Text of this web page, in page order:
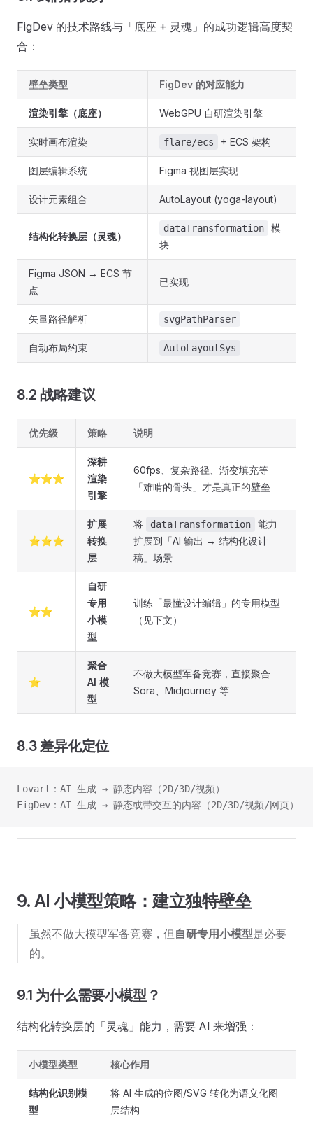
FigDev 的技术路线与「底座 + 灵魂」的成功逻辑高度契
合：
壁垒类型 FigDev 的对应能力
渲染引擎（底座） WebGPU 自研渲染引擎
实时画布渲染 flare/ecs + ECS 架构
图层编辑系统 Figma 视图层实现
设计元素组合 AutoLayout (yoga-layout)
结构化转换层（灵魂）
dataTransformation
模
块
Figma JSON → ECS 节
点
已实现
矢量路径解析 svgPathParser
自动布局约束 AutoLayoutSys
8.2 战略建议
优先级 策略 说明
⭐⭐⭐
深耕
渲染
引擎
60fps、复杂路径、渐变填充等
「难啃的骨头」才是真正的壁垒
⭐⭐⭐
扩展
转换
层
将 dataTransformation
能力
扩展到「AI 输出 → 结构化设计
稿」场景
⭐⭐
自研
专用
小模
型
训练「最懂设计编辑」的专用模型
（见下文）
⭐
聚合
AI 模
型
不做大模型军备竞赛，直接聚合
Sora、Midjourney 等
8.3 差异化定位
Lovart：AI 生成 → 静态内容（2D/3D/视频）
FigDev：AI 生成 → 静态或带交互的内容（2D/3D/视频/网页）
9. AI 小模型策略：建立独特壁垒
虽然不做大模型军备竞赛，但 自研专用小模型是必要
的。
9.1 为什么需要小模型？
结构化转换层的「灵魂」能力，需要 AI 来增强：
小模型类型 核心作用
结构化识别模
型
将 AI 生成的位图/SVG 转化为语义化图
层结构